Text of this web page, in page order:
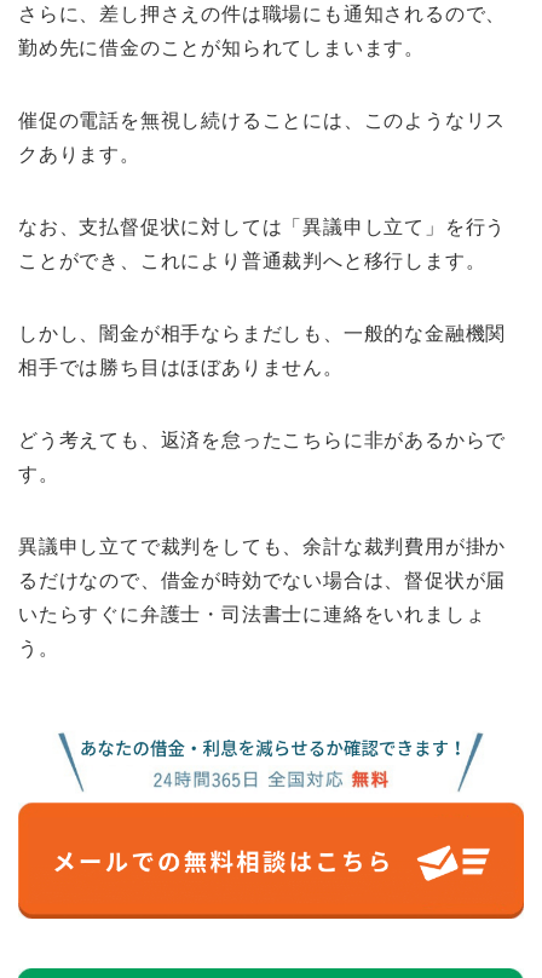
さらに、差し押さえの件は職場にも通知されるので、
勤め先に借金のことが知られてしまいます。
催促の電話を無視し続けることには、このようなリス
クあります。
なお、支払督促状に対しては「異議申し立て」を行う
ことができ、これにより普通裁判へと移行します。
しかし、闇金が相手ならまだしも、一般的な金融機関
相手では勝ち目はほぼありません。
どう考えても、返済を怠ったこちらに非があるからで
す。
異議申し立てで裁判をしても、余計な裁判費用が掛か
るだけなので、借金が時効でない場合は、督促状が届
いたらすぐに弁護士・司法書士に連絡をいれましょ
う。